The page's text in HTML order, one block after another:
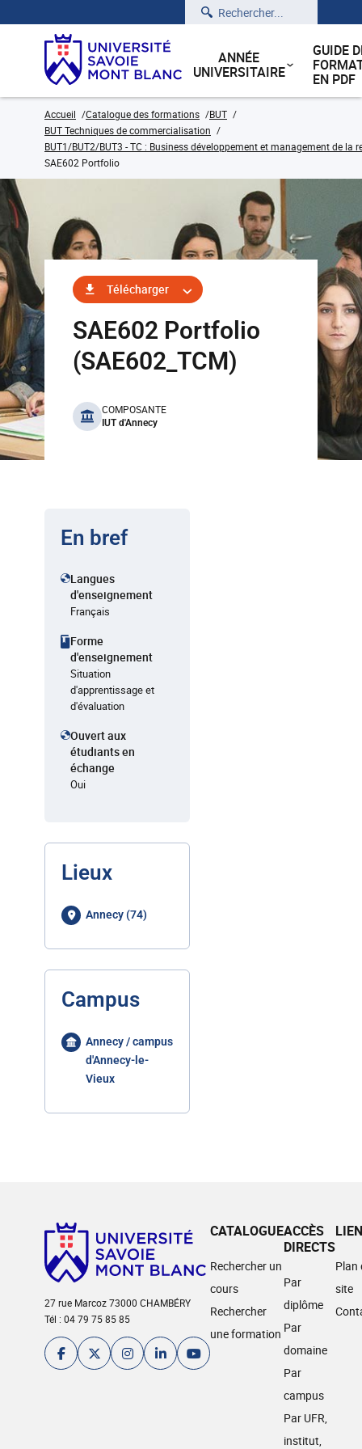
Rechercher
ANNÉE
UNIVERSITAIRE
GUIDE
EN PDF
Accueil Catalogue des formations
BUT
BUT Techniques de commercialisation
BUT1/BUT2/BUT3 - TC : Business développement et management de
SAE602 Portfolio
Télécharger
SAE602 Portfolio
(SAE602_TCM)
benefits
COMPOSANTE
IUT d'Annecy
En bref
Langues
d'enseignement
Français
Forme
d'enseignement
Situation
d'apprentissage et
d'évaluation
Ouvert aux
étudiants en
échange
Oui
Lieux
Annecy (74)
Campus
Annecy / campus
d'Annecy-le-
Vieux
27 rue Marcoz 73000 CHAMBÉRY
Tél : 04 79 75 85 85
CATALOGUE
Rechercher un
cours
Rechercher
une formation
ACCÈS
DIRECTS
Par
diplôme
Par
domaine
Par
campus
Par UFR,
institut,
Plan
site